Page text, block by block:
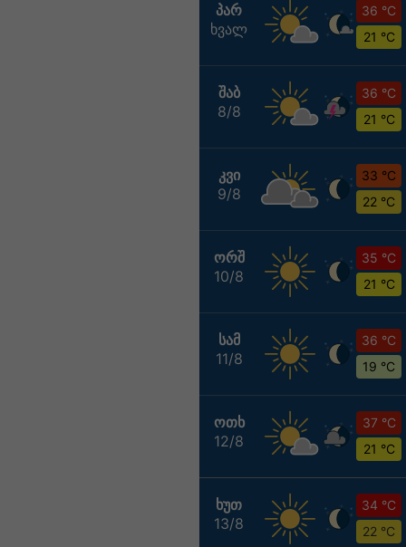
ᲞᲐᲠ
ხვალ
36 °C
21 °C
ᲨᲐᲑ
8/8
36 °C
21 °C
ᲙᲕᲘ
9/8
33 °C
22 °C
ᲝᲠᲨ
10/8
35 °C
21 °C
ᲡᲐᲛ
11/8
36 °C
19 °C
ᲝᲗᲮ
12/8
37 °C
21 °C
ᲮᲣᲗ
13/8
34 °C
22 °C